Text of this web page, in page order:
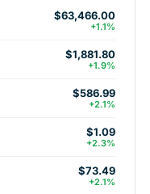
$63,466.00
+1.1%
$1,881.80
+1.9%
$586.99
+2.1%
$1.09
+2.3%
$73.49
+2.1%